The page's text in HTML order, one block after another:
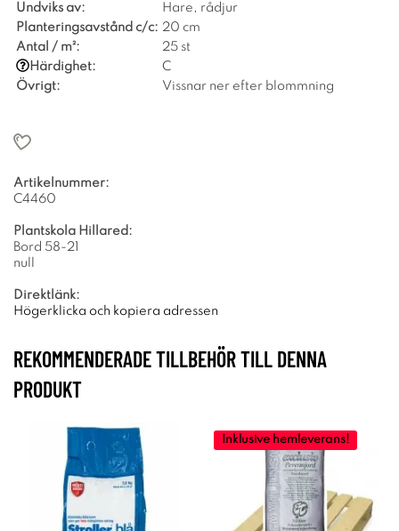
Undviks av:
Hare, rådjur
Planteringsavstånd c/c: 20 cm
Antal / m²:
25 st
Härdighet:
C
Övrigt:
Vissnar ner efter blommning
Artikelnummer:
C4460
Plantskola Hillared:
Bord 58-21
null
Direktlänk:
Högerklicka och kopiera adressen
REKOMMENDERADE TILLBEHÖR TILL DENNA
PRODUKT
Inklusive hemleverans!